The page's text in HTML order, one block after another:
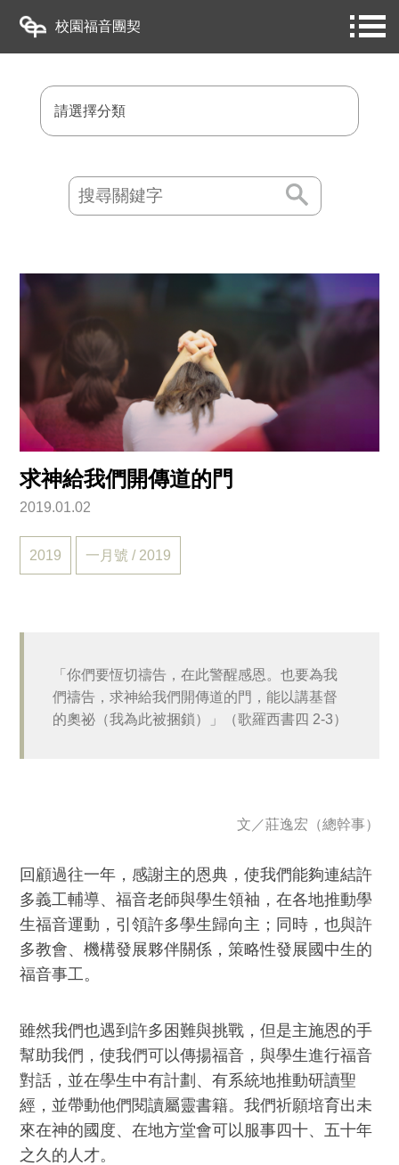
校園福音團契
請選擇分類
求神給我們開傳道的門
2019.01.02
2019 一月號 / 2019
「你們要恆切禱告，在此警醒感恩。也要為我
們禱告，求神給我們開傳道的門，能以講基督
的奧祕（我為此被捆鎖）」（歌羅西書四 2-3）
文／莊逸宏（總幹事）
回顧過往一年，感謝主的恩典，使我們能夠連結許
多義工輔導、福音老師與學生領袖，在各地推動學
生福音運動，引領許多學生歸向主；同時，也與許
多教會、機構發展夥伴關係，策略性發展國中生的
福音事工。
雖然我們也遇到許多困難與挑戰，但是主施恩的手
幫助我們，使我們可以傳揚福音，與學生進行福音
對話，並在學生中有計劃、有系統地推動研讀聖
經，並帶動他們閱讀屬靈書籍。我們祈願培育出未
來在神的國度、在地方堂會可以服事四十、五十年
之久的人才。